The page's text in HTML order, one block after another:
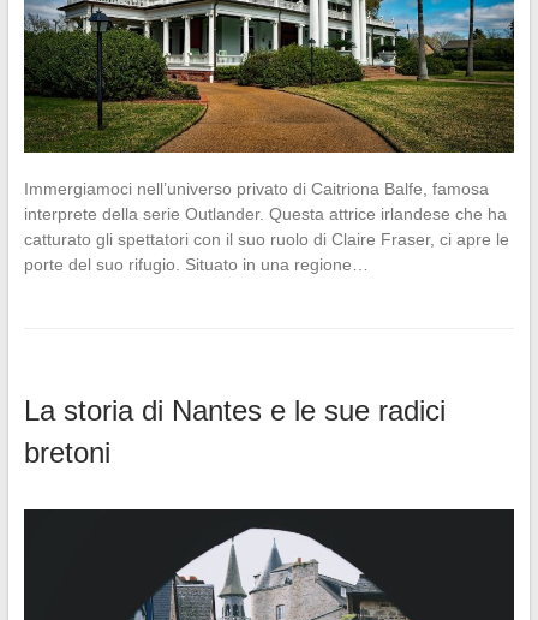
Immergiamoci nell’universo privato di Caitriona Balfe, famosa
interprete della serie Outlander. Questa attrice irlandese che ha
catturato gli spettatori con il suo ruolo di Claire Fraser, ci apre le
porte del suo rifugio. Situato in una regione…
La storia di Nantes e le sue radici
bretoni